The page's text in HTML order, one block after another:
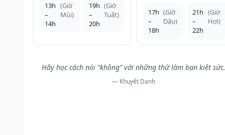
13h
–
14h
(Giờ
Mùi)
19h
–
20h
(Giờ
Tuất)
17h
–
18h
(Giờ
Dậu)
21h
–
22h
(Giờ
Hợi)
Hãy học cách nói “không” với những thứ làm bạn kiệt sức.
— Khuyết Danh